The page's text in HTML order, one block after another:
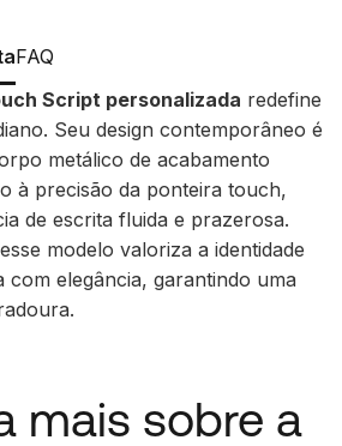
FAQ
Script personalizada redefine
Seu design contemporâneo é
metálico de acabamento
à precisão da ponteira touch,
de escrita fluida e prazerosa.
modelo valoriza a identidade
com elegância, garantindo uma
mais sobre a